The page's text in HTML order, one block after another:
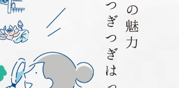
気に入り登録された
スポットはありません